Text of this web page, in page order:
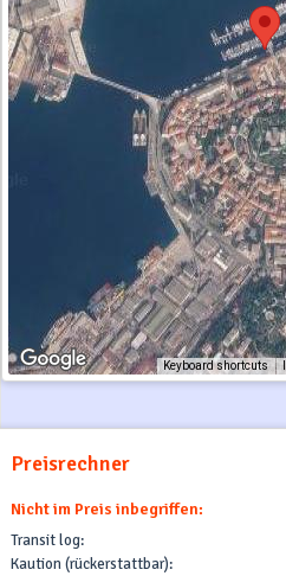
Keyboard shortcuts
Preisrechner
Nicht im Preis inbegriffen:
Transit log:
Kaution (rückerstattbar):